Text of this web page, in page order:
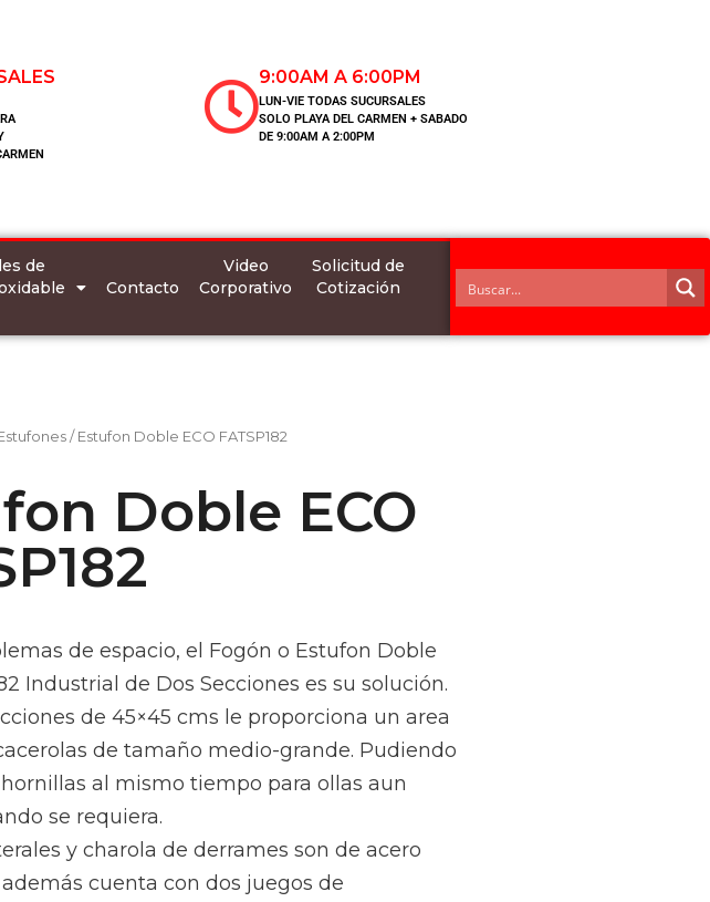
9:00AM A 6:00PM
LUN-VIE TODAS SUCURSALES
SOLO PLAYA DEL CARMEN + SABADO
DE 9:00AM A 2:00PM
de
Contacto
Video
Corporativo
Solicitud de
Cotización
/ Estufon Doble ECO FATSP182
Doble ECO
de espacio, el Fogón o Estufon Doble
Industrial de Dos Secciones es su solución.
de 45×45 cms le proporciona un area
de tamaño medio-grande. Pudiendo
al mismo tiempo para ollas aun
se requiera.
y charola de derrames son de acero
cuenta con dos juegos de